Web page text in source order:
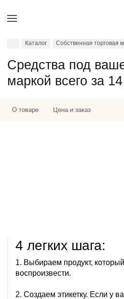
Каталог Собственная торговая
Средства под
маркой всего за
О товаре Цена и заказ
4 легких шага:
1. Выбираем продукт,
воспроизвести.
2. Создаем этикетку. Если у